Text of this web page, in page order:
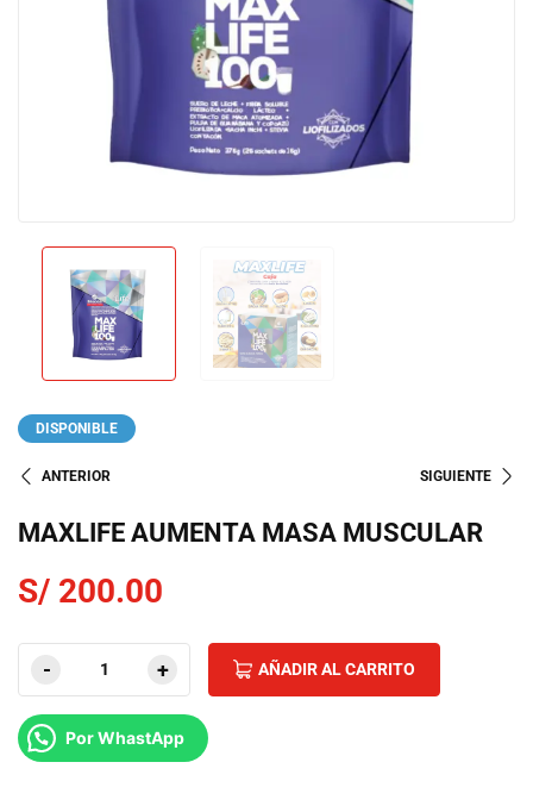
DISPONIBLE
ANTERIOR SIGUIENTE
MAXLIFE AUMENTA MASA MUSCULAR
S/ 200.00
AÑADIR AL CARRITO
Por WhastApp